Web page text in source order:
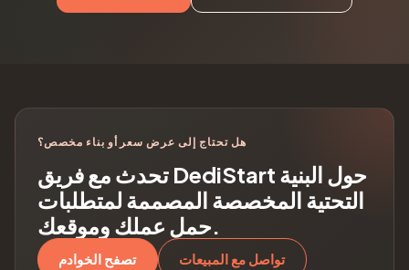
هل تحتاج إلى عرض سعر أو بناء مخصص؟
تحدث مع فريق DediStart حول البنية
التحتية المخصصة المصممة لمتطلبات
حمل عملك وموقعك.
تصفح الخوادم تواصل مع المبيعات